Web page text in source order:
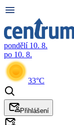
pondělí 10. 8.
po 10. 8.
33°C
Přihlášení